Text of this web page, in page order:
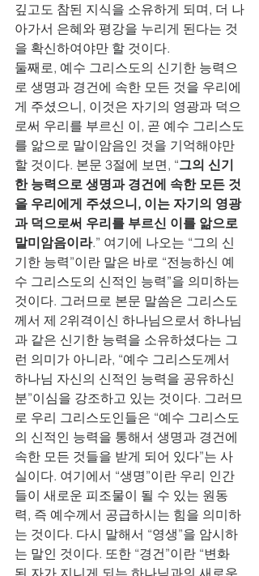
깊고도 참된 지식을 소유하게 되며, 더 나
아가서 은혜와 평강을 누리게 된다는 것
을 확신하여야만 할 것이다.
둘째로, 예수 그리스도의 신기한 능력으
로 생명과 경건에 속한 모든 것을 우리에
게 주셨으니, 이것은 자기의 영광과 덕으
로써 우리를 부르신 이, 곧 예수 그리스도
를 앎으로 말이암음인 것을 기억해야만
할 것이다. 본문 3절에 보면, “그의 신기
한 능력으로 생명과 경건에 속한 모든 것
을 우리에게 주셨으니, 이는 자기의 영광
과 덕으로써 우리를 부르신 이를 앎으로
말미암음이라.” 여기에 나오는 “그의 신
기한 능력”이란 말은 바로 “전능하신 예
수 그리스도의 신적인 능력”을 의미하는
것이다. 그러므로 본문 말씀은 그리스도
께서 제 2위격이신 하나님으로서 하나님
과 같은 신기한 능력을 소유하셨다는 그
런 의미가 아니라, “예수 그리스도께서
하나님 자신의 신적인 능력을 공유하신
분”이심을 강조하고 있는 것이다. 그러므
로 우리 그리스도인들은 “예수 그리스도
의 신적인 능력을 통해서 생명과 경건에
속한 모든 것들을 받게 되어 있다”는 사
실이다. 여기에서 “생명”이란 우리 인간
들이 새로운 피조물이 될 수 있는 원동
력, 즉 예수께서 공급하시는 힘을 의미하
는 것이다. 다시 말해서 “영생”을 암시하
는 말인 것이다. 또한 “경건”이란 “변화
된 자가 지니게 되는 하나님과의 새로운